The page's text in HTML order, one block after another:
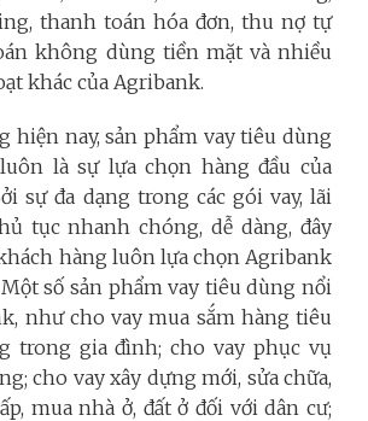
thanh toán hóa đơn, thu nợ tự
không dùng tiền mặt và nhiều
khác của Agribank.
hiện nay, sản phẩm vay tiêu dùng
là sự lựa chọn hàng đầu của
sự đa dạng trong các gói vay, lãi
tục nhanh chóng, dễ dàng, đây
hàng luôn lựa chọn Agribank
số sản phẩm vay tiêu dùng nổi
như cho vay mua sắm hàng tiêu
trong gia đình; cho vay phục vụ
cho vay xây dựng mới, sửa chữa,
mua nhà ở, đất ở đối với dân cư;